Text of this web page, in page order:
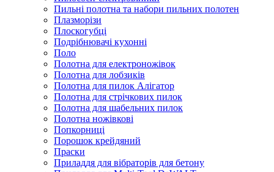
Пильні полотна та набори пильних полотен
Плазморізи
Плоскогубці
Подрібнювачі кухонні
Поло
Полотна для електроножівок
Полотна для лобзиків
Полотна для пилок Алігатор
Полотна для стрічкових пилок
Полотна для шабельних пилок
Полотна ножівкові
Попкорниці
Порошок крейдяний
Праски
Приладдя для вібраторів для бетону